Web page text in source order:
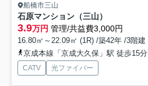
船橋市三山
石原マンション（三山）
3.9万円 管理/共益費3,000円
16.80㎡～22.09㎡ (1R) /築42年 /3階建
京成本線「京成大久保」駅 徒歩15分
CATV 光ファイバー